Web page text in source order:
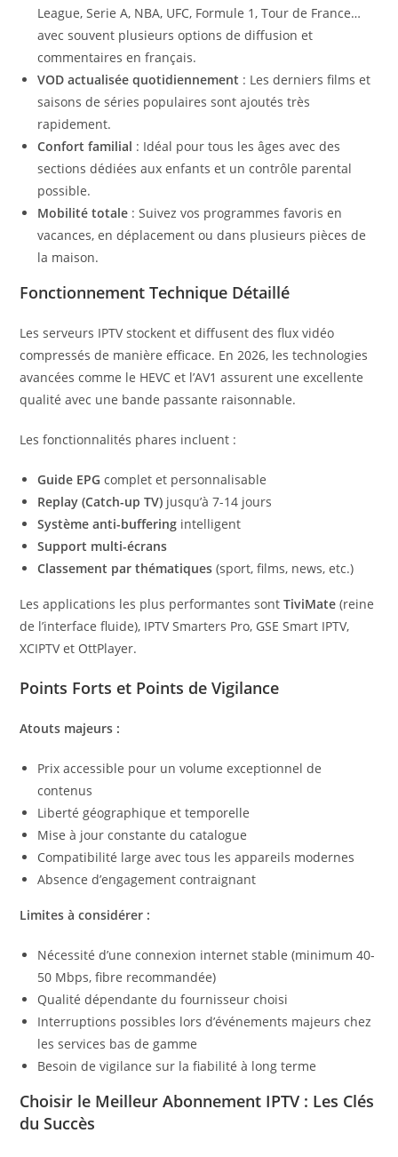
League, Serie A, NBA, UFC, Formule 1, Tour de France…
avec souvent plusieurs options de diffusion et
commentaires en français.
VOD actualisée quotidiennement : Les derniers films et
saisons de séries populaires sont ajoutés très
rapidement.
Confort familial : Idéal pour tous les âges avec des
sections dédiées aux enfants et un contrôle parental
possible.
Mobilité totale : Suivez vos programmes favoris en
vacances, en déplacement ou dans plusieurs pièces de
la maison.
Fonctionnement Technique Détaillé
Les serveurs IPTV stockent et diffusent des flux vidéo
compressés de manière efficace. En 2026, les technologies
avancées comme le HEVC et l’AV1 assurent une excellente
qualité avec une bande passante raisonnable.
Les fonctionnalités phares incluent :
Guide EPG complet et personnalisable
Replay (Catch-up TV) jusqu’à 7-14 jours
Système anti-buffering intelligent
Support multi-écrans
Classement par thématiques (sport, films, news, etc.)
Les applications les plus performantes sontTiviMate (reine
de l’interface fluide), IPTV Smarters Pro, GSE Smart IPTV,
XCIPTV et OttPlayer.
Points Forts et Points de Vigilance
Atouts majeurs :
Prix accessible pour un volume exceptionnel de
contenus
Liberté géographique et temporelle
Mise à jour constante du catalogue
Compatibilité large avec tous les appareils modernes
Absence d’engagement contraignant
Limites à considérer :
Nécessité d’une connexion internet stable (minimum 40-
50 Mbps, fibre recommandée)
Qualité dépendante du fournisseur choisi
Interruptions possibles lors d’événements majeurs chez
les services bas de gamme
Besoin de vigilance sur la fiabilité à long terme
Choisir le Meilleur Abonnement IPTV : Les Clés
du Succès